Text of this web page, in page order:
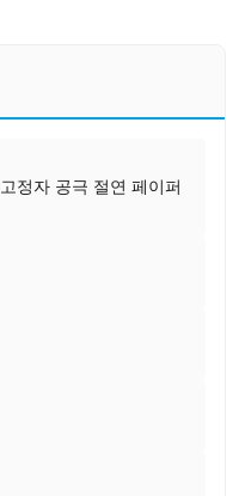
정자 공극 절연 페이퍼